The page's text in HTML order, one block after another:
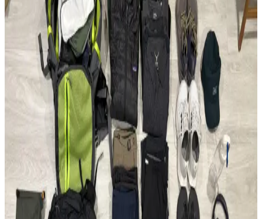
Çoklu Sırt Çantası Koleksiyonu ve Onebag Seyahat
Konseptinde Kullanım İncelemesi
Çeşitli sırt çantalarının kullanım alanları, özellikleri ve onebag
seyahat konseptindeki rolleri incelenerek, ideal çanta seçimi ve
fonksiyonellik dengesi üzerine kapsamlı bilgiler sunulmaktadır.
Fjällräven Kånken 16L ile 15 Günlük Yaz
Seyahatinde Hafif ve Verimli Paketleme
Fjällräven Kånken 16L sırt çantasıyla 15 günlük yaz seyahati için
hafif ve düzenli paketleme yöntemleri, ergonomik özellikler ve
seyahat deneyimleri detaylandırılıyor.
22.5L ve Kişisel Eşya ile Seyahat veya Tek 30L Sırt
Çantası Tercihi: Hava Yolu Kısıtlamaları ve Konfor
Seyahatlerde 22.5L sırt çantası ve kişisel eşya kombinasyonu ile tek